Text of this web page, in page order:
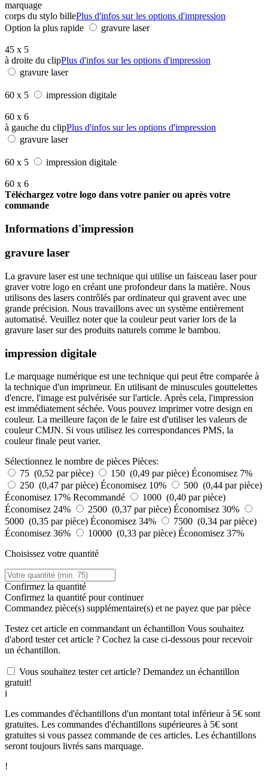
marquage
corps du stylo billePlus d'infos sur les options d'impression
Option la plus rapide
gravure laser
45 x 5
à droite du clipPlus d'infos sur les options d'impression
gravure laser
60 x 5 impression digitale
60 x 6
à gauche du clipPlus d'infos sur les options d'impression
gravure laser
60 x 5 impression digitale
60 x 6
Téléchargez votre logo dans votre panier ou après votre
commande
Informations d'impression
gravure laser
La gravure laser est une technique qui utilise un faisceau laser pour
graver votre logo en créant une profondeur dans la matière. Nous
utilisons des lasers contrôlés par ordinateur qui gravent avec une
grande précision. Nous travaillons avec un système entièrement
automatisé. Veuillez noter que la couleur peut varier lors de la
gravure laser sur des produits naturels comme le bambou.
impression digitale
Le marquage numérique est une technique qui peut être comparée à
la technique d'un imprimeur. En utilisant de minuscules gouttelettes
d'encre, l'image est pulvérisée sur l'article. Après cela, l'impression
est immédiatement séchée. Vous pouvez imprimer votre design en
couleur. La meilleure façon de le faire est d'utiliser les valeurs de
couleur CMJN. Si vous utilisez les correspondances PMS, la
couleur finale peut varier.
Sélectionnez le nombre de pièces Pièces:
75 (0,52 par pièce)
150 (0,49 par pièce) Économisez 7%
250 (0,47 par pièce) Économisez 10%
500 (0,44 par pièce)
Économisez 17% Recommandé
1000 (0,40 par pièce)
Économisez 24%
2500 (0,37 par pièce) Économisez 30%
5000 (0,35 par pièce) Économisez 34%
7500 (0,34 par pièce)
Économisez 36%
10000 (0,33 par pièce) Économisez 37%
Choisissez votre quantité
Confirmez la quantité
Confirmez la quantité pour continuer
Commandez pièce(s) supplémentaire(s) et ne payez que par pièce
Testez cet article en commandant un échantillon Vous souhaitez
d'abord tester cet article ? Cochez la case ci-dessous pour recevoir
un échantillon.
Vous souhaitez tester cet article? Demandez un échantillon
gratuit!
i
Les commandes d'échantillons d'un montant total inférieur à 5€ sont
gratuites. Les commandes d'échantillons supérieures à 5€ sont
gratuites si vous passez commande de ces articles. Les échantillons
seront toujours livrés sans marquage.
!